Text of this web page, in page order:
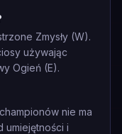
Zmysły (W).
używając
Ogień (E).
nie ma
umiejętności i